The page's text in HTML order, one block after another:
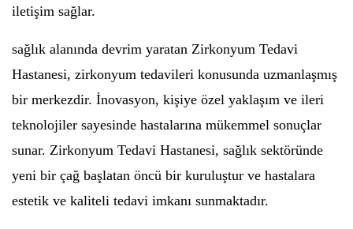
iletişim sağlar.
sağlık alanında devrim yaratan Zirkonyum Tedavi
Hastanesi, zirkonyum tedavileri konusunda uzmanlaşmış
bir merkezdir. İnovasyon, kişiye özel yaklaşım ve ileri
teknolojiler sayesinde hastalarına mükemmel sonuçlar
sunar. Zirkonyum Tedavi Hastanesi, sağlık sektöründe
yeni bir çağ başlatan öncü bir kuruluştur ve hastalara
estetik ve kaliteli tedavi imkanı sunmaktadır.